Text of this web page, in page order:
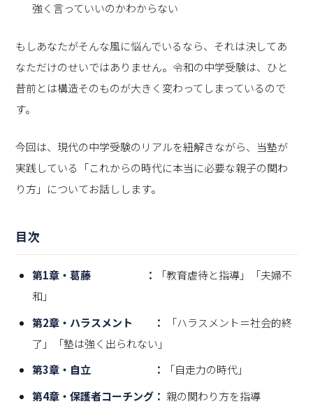
強く言っていいのかわからない
もしあなたがそんな風に悩んでいるなら、それは決してあ
なただけのせいではありません。令和の中学受験は、ひと
昔前とは構造そのものが大きく変わってしまっているので
す。
今回は、現代の中学受験のリアルを紐解きながら、当塾が
実践している「これからの時代に本当に必要な親子の関わ
り方」についてお話しします。
目次
第1章・葛藤 ：
「教育虐待と指導」「夫婦不
和」
第2章・ハラスメント ：
「ハラスメント＝社会的終
了」「塾は強く出られない」
第3章 ・自立 ：
「自走力の時代」
第4章・保護者コーチング： 親の関わり方を指導